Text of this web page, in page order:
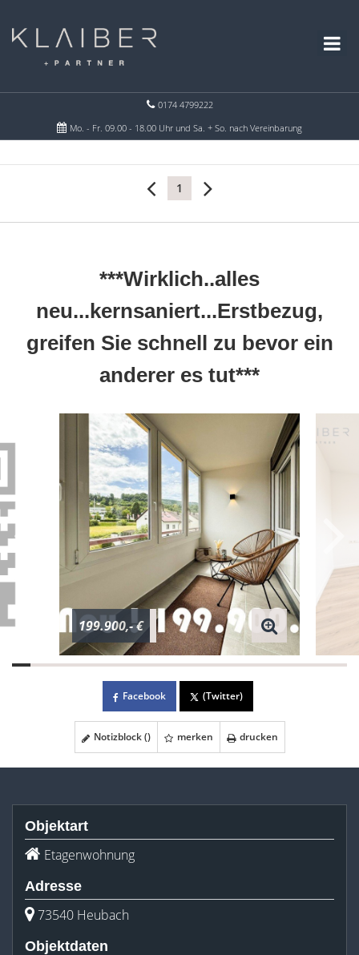
0174 4799222
Mo. - Fr. 09.00 - 18.00 Uhr und Sa. + So. nach Vereinbarung
1
***Wirklich..alles
neu...kernsaniert...Erstbezug,
greifen Sie schnell zu bevor ein
anderer es tut***
199.900,- €
Facebook (Twitter)
Notizblock () merken drucken
Objektart
Etagenwohnung
Adresse
73540 Heubach
Objektdaten